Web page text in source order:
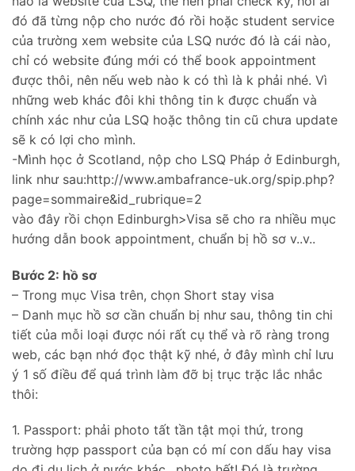
đó đã từng nộp cho nước đó rồi hoặc student service
của trường xem website của LSQ nước đó là cái nào,
chỉ có website đúng mới có thể book appointment
được thôi, nên nếu web nào k có thì là k phải nhé. Vì
những web khác đôi khi thông tin k được chuẩn và
chính xác như của LSQ hoặc thông tin cũ chưa update
sẽ k có lợi cho mình.
-Mình học ở Scotland, nộp cho LSQ Pháp ở Edinburgh,
link như sau:http://www.ambafrance-uk.org/spip.php?
page=sommaire&id_rubrique=2
vào đây rồi chọn Edinburgh>Visa sẽ cho ra nhiều mục
hướng dẫn book appointment, chuẩn bị hồ sơ v..v..
Bước 2: hồ sơ
– Trong mục Visa trên, chọn Short stay visa
– Danh mục hồ sơ cần chuẩn bị như sau, thông tin chi
tiết của mỗi loại được nói rất cụ thể và rõ ràng trong
web, các bạn nhớ đọc thật kỹ nhé, ở đây mình chỉ lưu
ý 1 số điều để quá trình làm đỡ bị trục trặc lắc nhắc
thôi:
1. Passport: phải photo tất tần tật mọi thứ, trong
trường hợp passport của bạn có mí con dấu hay visa